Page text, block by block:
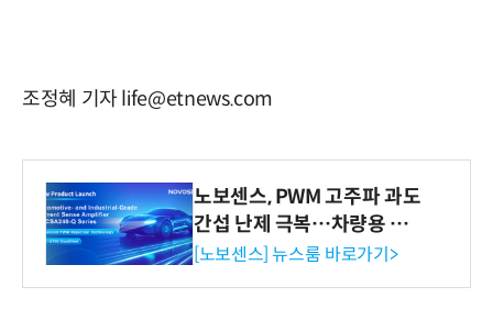
조정혜 기자 life@etnews.com
노보센스, PWM 고주파 과도
간섭 난제 극복…차량용 전
류 감지 증폭기
[노보센스] 뉴스룸 바로가기>